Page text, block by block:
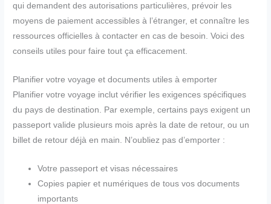
qui demandent des autorisations particulières, prévoir les
moyens de paiement accessibles à l’étranger, et connaître les
ressources officielles à contacter en cas de besoin. Voici des
conseils utiles pour faire tout ça efficacement.
Planifier votre voyage et documents utiles à emporter
Planifier votre voyage inclut vérifier les exigences spécifiques
du pays de destination. Par exemple, certains pays exigent un
passeport valide plusieurs mois après la date de retour, ou un
billet de retour déjà en main. N’oubliez pas d’emporter :
Votre passeport et visas nécessaires
Copies papier et numériques de tous vos documents
importants